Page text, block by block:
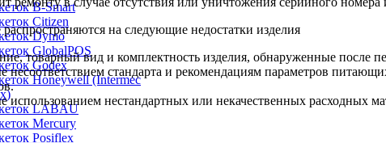
B-Smart
Citizen
Dymo
GlobalPOS
Godex
Honeywell (Intermec
LABAU
Mercury
Posiflex
распространяются на следующие недостатки изделия
товарный вид и комплектность изделия, обнаруженные после
стандарта и рекомендациям параметров
нестандартных или некачественных расходных